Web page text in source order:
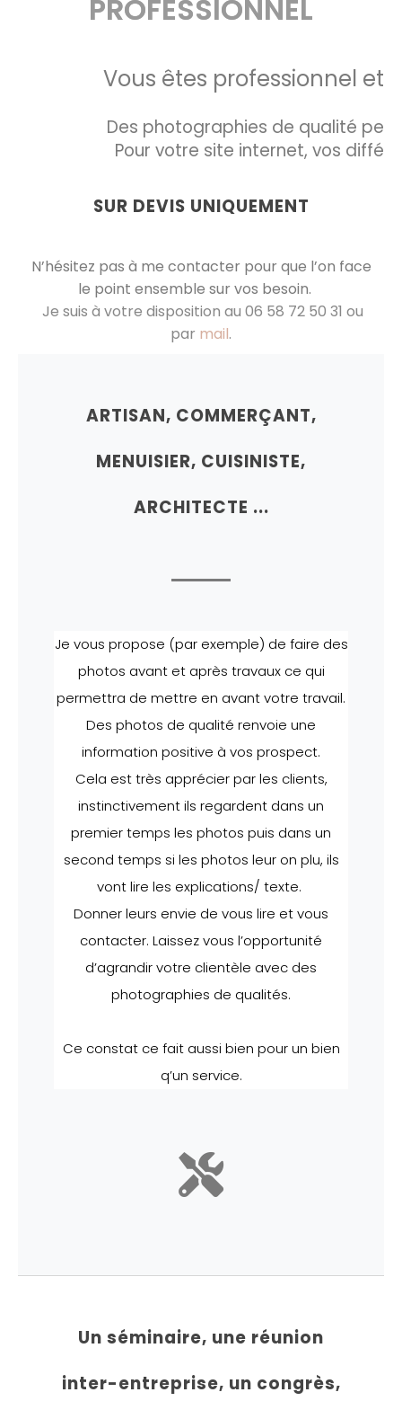
PROFESSIONNEL
Vous êtes professionnel et
Des photographies de qualité
Pour votre site internet, vos
SUR DEVIS UNIQUEMENT
N’hésitez pas à me contacter pour que l’on face
le point ensemble sur vos besoin.
Je suis à votre disposition au 06 58 72 50 31 ou
par mail.
ARTISAN, COMMERÇANT,
MENUISIER, CUISINISTE,
ARCHITECTE ...
Je vous propose (par exemple) de faire des
photos avant et après travaux ce qui
permettra de mettre en avant votre travail.
Des photos de qualité renvoie une
information positive à vos prospect.
Cela est très apprécier par les clients,
instinctivement ils regardent dans un
premier temps les photos puis dans un
second temps si les photos leur on plu, ils
vont lire les explications/ texte.
Donner leurs envie de vous lire et vous
contacter. Laissez vous l’opportunité
d’agrandir votre clientèle avec des
photographies de qualités.
Ce constat ce fait aussi bien pour un bien
q’un service.
Un séminaire, une réunion
inter-entreprise, un congrès,